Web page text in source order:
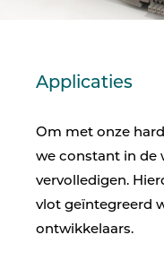
Applicaties
Om met onze
we constant in de
vervolledigen.
vlot geïntegreerd
ontwikkelaars.